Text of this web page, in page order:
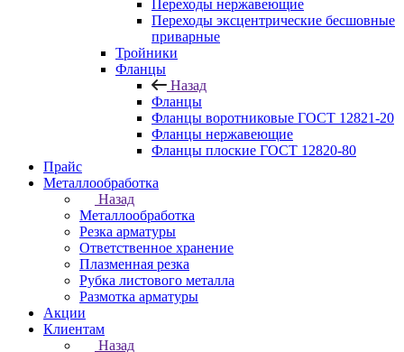
Переходы нержавеющие
Переходы эксцентрические бесшовные
приварные
Тройники
Фланцы
Назад
Фланцы
Фланцы воротниковые ГОСТ 12821-20
Фланцы нержавеющие
Фланцы плоские ГОСТ 12820-80
Прайс
Металлообработка
Назад
Металлообработка
Резка арматуры
Ответственное хранение
Плазменная резка
Рубка листового металла
Размотка арматуры
Акции
Клиентам
Назад